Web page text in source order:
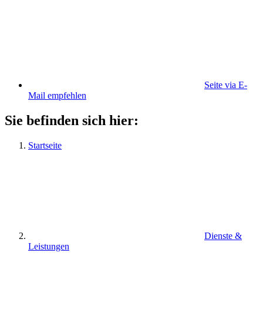
Seite via E-
Mail empfehlen
Sie befinden sich hier:
Startseite
Dienste &
Leistungen